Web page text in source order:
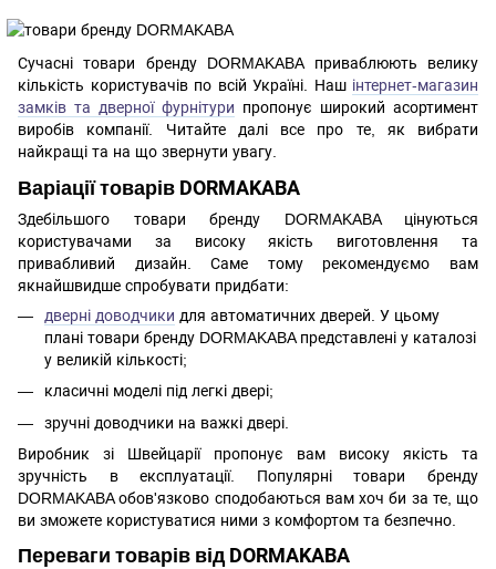
Сучасні товари бренду DORMAKABA приваблюють велику
кількість користувачів по всій Україні. Наш інтернет-магазин
замків та дверної фурнітури пропонує широкий асортимент
виробів компанії. Читайте далі все про те, як вибрати
найкращі та на що звернути увагу.
Варіації товарів DORMAKABA
Здебільшого товари бренду DORMAKABA цінуються
користувачами за високу якість виготовлення та
привабливий дизайн. Саме тому рекомендуємо вам
якнайшвидше спробувати придбати:
дверні доводчики для автоматичних дверей. У цьому
плані товари бренду DORMAKABA представлені у каталозі
у великій кількості;
класичні моделі під легкі двері;
зручні доводчики на важкі двері.
Виробник зі Швейцарії пропонує вам високу якість та
зручність в експлуатації. Популярні товари бренду
DORMAKABA обов'язково сподобаються вам хоч би за те, що
ви зможете користуватися ними з комфортом та безпечно.
Переваги товарів від DORMAKABA